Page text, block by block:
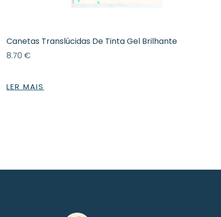
Canetas Translúcidas De Tinta Gel Brilhante
8.70€
LER MAIS